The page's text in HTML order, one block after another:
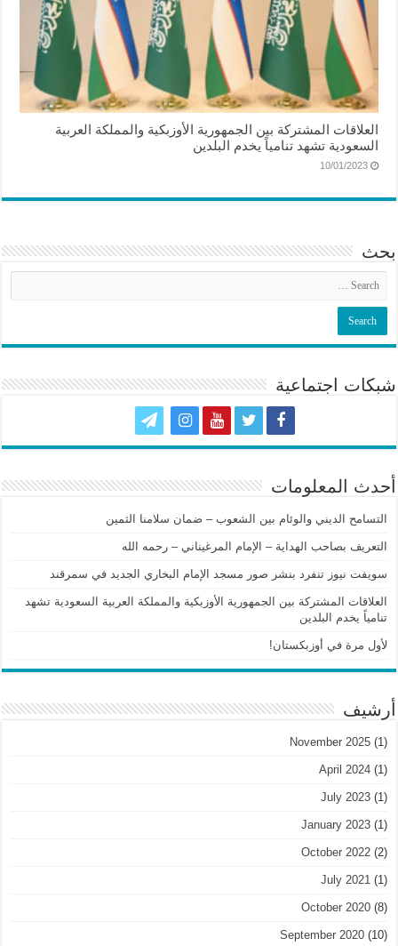
العلاقات المشتركة بين الجمهورية الأوزبكية والمملكة العربية
السعودية تشهد تنامياً يخدم البلدين
10/01/2023
بحث
شبكات اجتماعية
أحدث المعلومات
التسامح الديني والوئام بين الشعوب – ضمان سلامنا الثمين
التعريف بصاحب الهداية – الإمام المرغيناني – رحمه الله
سويفت نيوز تنفرد بنشر صور مسجد الإمام البخاري الجديد في سمرقند
العلاقات المشتركة بين الجمهورية الأوزبكية والمملكة العربية السعودية تشهد
تنامياً يخدم البلدين
لأول مرة في أوزبكستان!
أرشيف
November 2025(1)
April 2024(1)
July 2023(1)
January 2023(1)
October 2022(2)
July 2021 (1)
October 2020(8)
September 2020(10)